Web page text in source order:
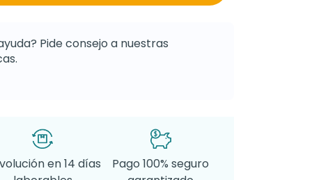
Pide consejo a nuestras
en 14 días
Pago 100% seguro